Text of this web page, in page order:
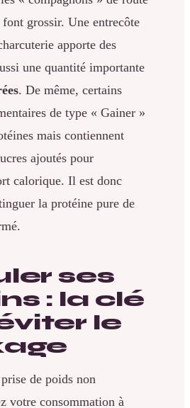
grossir. Une entrecôte
apporte des
une quantité importante
. De même, certains
de type « Gainer »
mais contiennent
ajoutés pour
calorique. Il est donc
la protéine pure de
ses
: la clé
le
de poids non
votre consommation à